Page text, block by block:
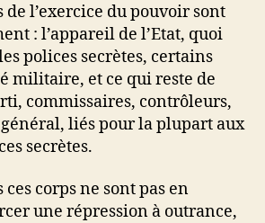
l’exercice du pouvoir sont
: l’appareil de l’Etat, quoi
polices secrètes, certains
militaire, et ce qui reste de
commissaires, contrôleurs,
liés pour la plupart aux
secrètes.
corps ne sont pas en
une répression à outrance,